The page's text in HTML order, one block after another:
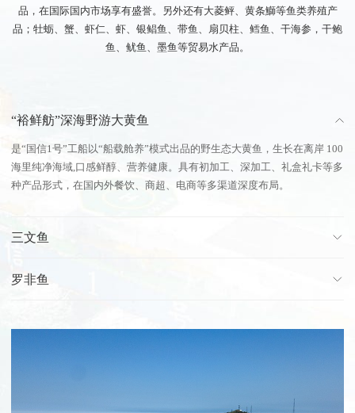
品，在国际国内市场享有盛誉。另外还有大菱鲆、黄条鰤等鱼类养殖产
品；牡蛎、蟹、虾仁、虾、银鲳鱼、带鱼、扇贝柱、鳕鱼、干海参，干鲍
鱼、鱿鱼、墨鱼等贸易水产品。
“裕鲜舫”深海野游大黄鱼
是“国信1号”工船以“船载舱养”模式出品的野生态大黄鱼，生长在离岸 100
海里纯净海域,口感鲜醇、营养健康。具有初加工、深加工、礼盒礼卡等多
种产品形式，在国内外餐饮、商超、电商等多渠道深度布局。
三文鱼
罗非鱼